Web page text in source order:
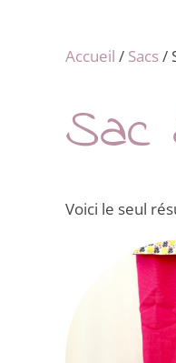
Accueil / Sacs/
Sac
Voici le seul